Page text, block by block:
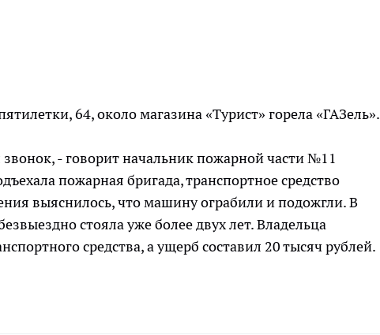
64, около магазина «Турист» горела «ГАЗель».
- говорит начальник пожарной части №11
пожарная бригада, транспортное средство
выяснилось, что машину ограбили и подожгли. В
стояла уже более двух лет. Владельца
средства, а ущерб составил 20 тысяч рублей.